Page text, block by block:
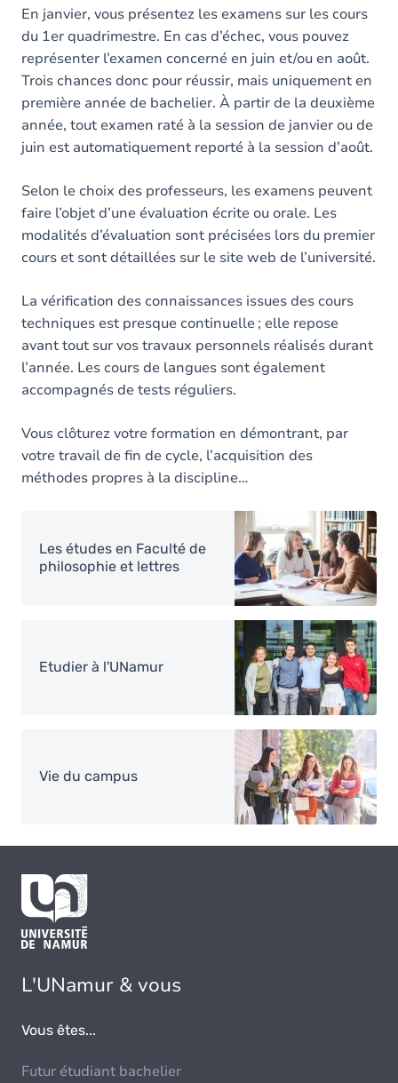
En janvier, vous présentez les examens sur les cours
du 1er quadrimestre. En cas d’échec, vous pouvez
représenter l’examen concerné en juin et/ou en août.
Trois chances donc pour réussir, mais uniquement en
première année de bachelier. À partir de la deuxième
année, tout examen raté à la session de janvier ou de
juin est automatiquement reporté à la session d’août.
Selon le choix des professeurs, les examens peuvent
faire l’objet d’une évaluation écrite ou orale. Les
modalités d’évaluation sont précisées lors du premier
cours et sont détaillées sur le site web de l’université.
La vérification des connaissances issues des cours
techniques est presque continuelle ; elle repose
avant tout sur vos travaux personnels réalisés durant
l’année. Les cours de langues sont également
accompagnés de tests réguliers.
Vous clôturez votre formation en démontrant, par
votre travail de fin de cycle, l’acquisition des
méthodes propres à la discipline…
Image
Les études en Faculté de
philosophie et lettres
Image
Etudier à l'UNamur
Image
Vie du campus
L'UNamur & vous
Vous êtes...
Futur étudiant bachelier